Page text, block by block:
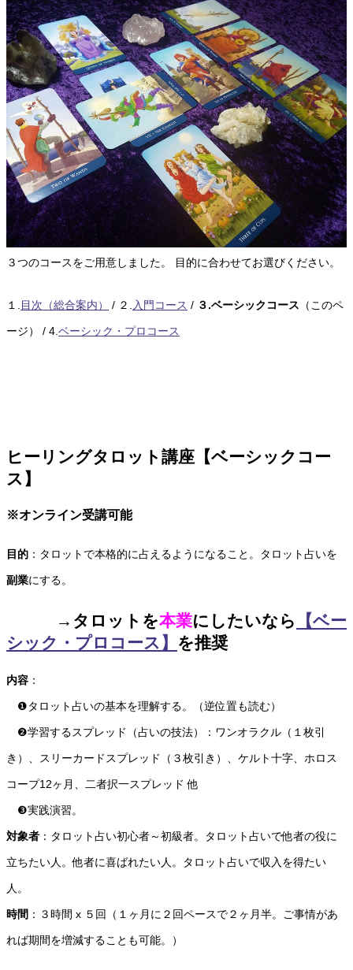
３つのコースをご用意しました。 目的に合わせてお選びください。
１.目次（総合案内） / ２.入門コース / ３.ベーシックコース （このペ
ージ） / 4.ベーシック・プロコース
ヒーリングタロット講座【ベーシックコー
ス】
※オンライン受講可能
目的 ：タロットで本格的に占えるようになること。タロット占いを
副業にする。
→タロットを本業にしたいなら
【ベー
シック・プロコース】 を推奨
内容 ：
❶タロット占いの基本を理解する。（逆位置も読む）
❷学習するスプレッド（占いの技法）：ワンオラクル（１枚引
き）、スリーカードスプレッド（３枚引き）、ケルト十字、ホロス
コープ12ヶ月、二者択一スプレッド 他
❸実践演習。
対象者 ：タロット占い初心者～初級者。タロット占いで他者の役に
立ちたい人。他者に喜ばれたい人。タロット占いで収入を得たい
人。
時間 ：３時間 x ５回（１ヶ月に２回ペースで２ヶ月半。ご事情があ
れば期間を増減することも可能。）